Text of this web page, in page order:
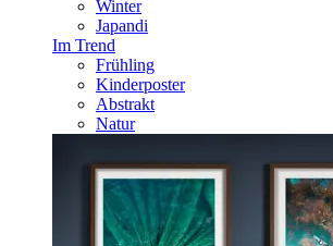
Winter
Japandi
Im Trend
Frühling
Kinderposter
Abstrakt
Natur